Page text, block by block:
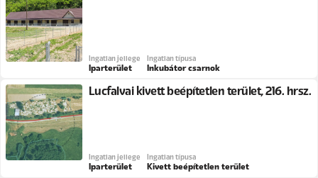
Ingatlan jellege
Iparterület
Ingatlan típusa
Inkubátor csarnok
Lucfalvai kivett beépítetlen terület, 216. hrsz.
Ingatlan jellege
Iparterület
Ingatlan típusa
Kivett beépítetlen terület